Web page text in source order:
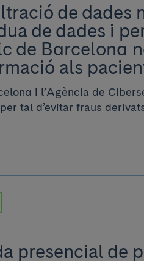
de dades
de dades i
de Barcelona
als
i l’Agència de
tal d’evitar fraus
presencial de